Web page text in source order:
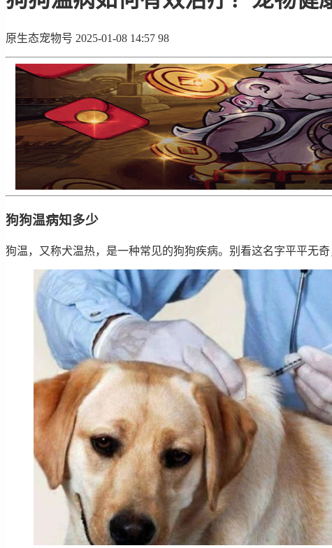
原生态宠物号 2025-01-08 14:57 98
狗狗温病知多少
狗温，又称犬温热，是一种常见的狗狗疾病。别看这名字平平无